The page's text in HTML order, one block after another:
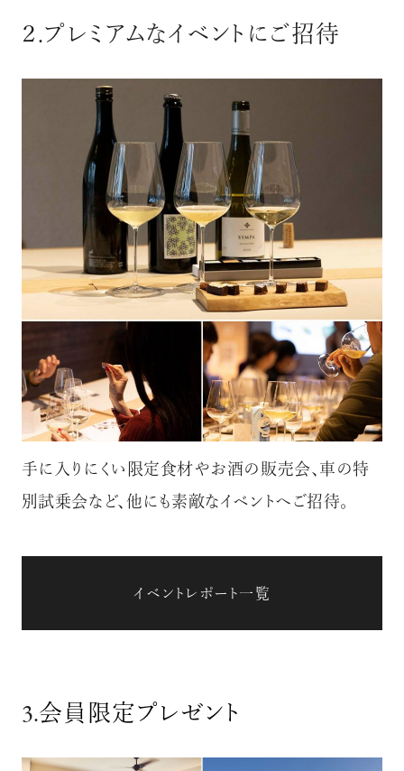
２.プレミアムなイベントにご招待
手に入りにくい限定食材やお酒の販売会、車の特
別試乗会など、他にも素敵なイベントへご招待。
イベントレポート一覧
3.会員限定プレゼント